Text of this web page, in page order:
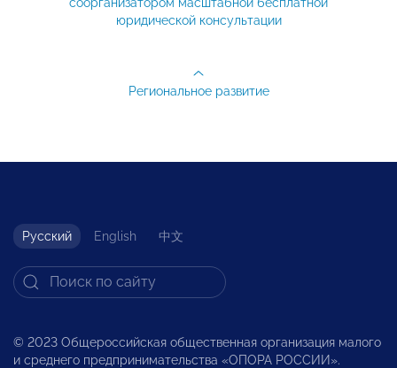
юридической консультации
Региональное развитие
Русский English 中文
© 2023 Общероссийская общественная организация малого
и среднего предпринимательства «ОПОРА РОССИИ».